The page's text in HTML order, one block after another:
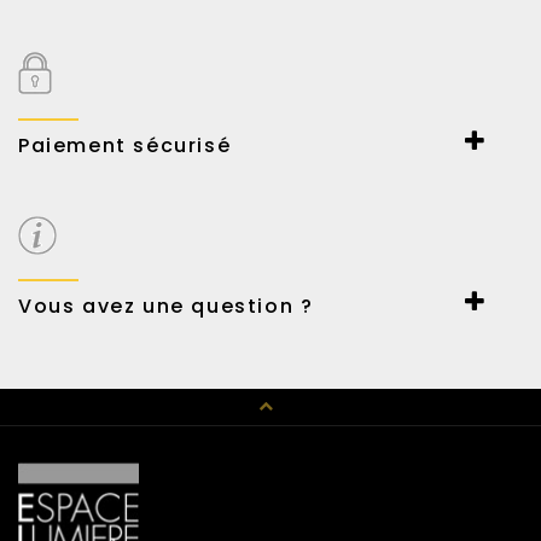
En savoir plus
Paiement sécurisé
Possibilité de payer en 3 fois sans frais.
Vous avez une question ?